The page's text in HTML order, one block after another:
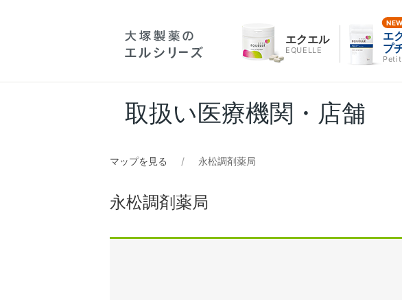
エクエル
EQUELLE
エ
プ
取扱い医療機関・店舗
マップを見る 永松調剤薬局
永松調剤薬局